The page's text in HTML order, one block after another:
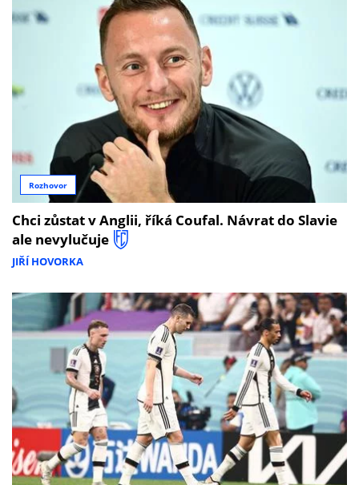
Rozhovor
Chci zůstat v Anglii, říká Coufal. Návrat do Slavie
ale nevylučuje
JIŘÍ HOVORKA